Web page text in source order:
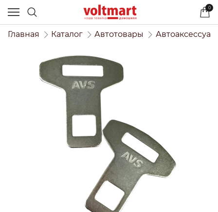
0
Главная Каталог Автотовары